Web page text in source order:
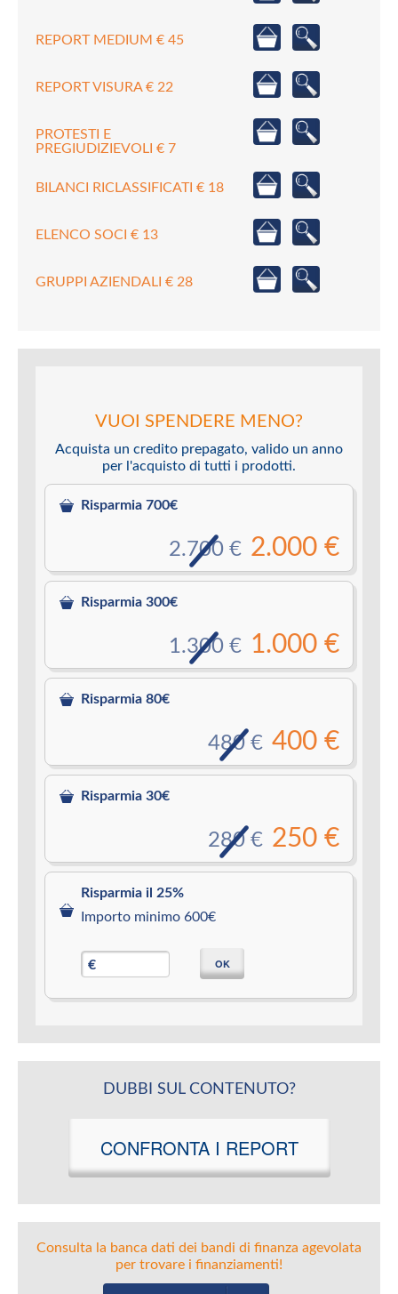
REPORT MEDIUM € 45
REPORT VISURA € 22
PROTESTI E
PREGIUDIZIEVOLI € 7
BILANCI RICLASSIFICATI € 18
ELENCO SOCI € 13
GRUPPI AZIENDALI € 28
VUOI SPENDERE MENO?
Acquista un credito prepagato, valido un anno
per l'acquisto di tutti i prodotti.
Risparmia 700€
2.000 €
2.700 €
Risparmia 300€
1.000 €
1.300 €
Risparmia 80€
400 €
480 €
Risparmia 30€
250 €
280 €
Risparmia il 25%
Importo minimo 600€
€ OK
DUBBI SUL CONTENUTO?
CONFRONTA I REPORT
Consulta la banca dati dei bandi di finanza agevolata
per trovare i finanziamenti!